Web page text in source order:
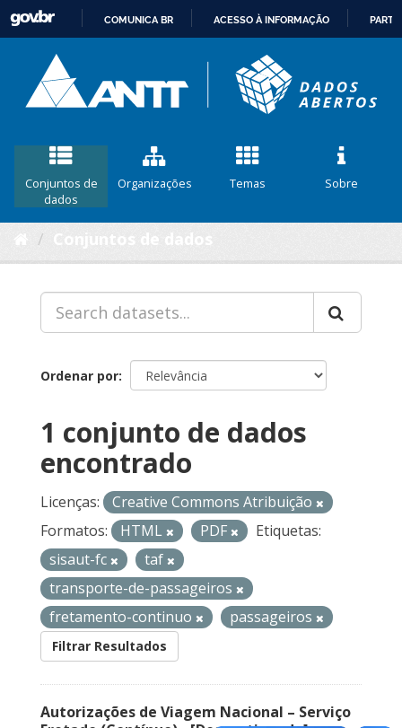
CONTEÚDO
COMUNICA BR ACESSO À INFORMAÇÃO
Conjuntos de
dados
Organizações Temas Sobre
Ordenar por
1 conjunto de dados
encontrado
Licenças:
Creative Commons Atribuição
Formatos:
HTML PDF
Etiquetas:
sisaut-fc
taf
transporte-de-passageiros
fretamento-continuo
passageiros
Filtrar Resultados
Autorizações de Viagem Nacional – Serviço